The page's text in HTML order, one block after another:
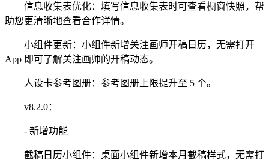
信息收集表优化：填写信息收集表时可查看橱窗快照，帮
助您更清晰地查看合作详情。
小组件更新：小组件新增关注画师开稿日历，无需打开
App 即可了解关注画师的开稿动态。
人设卡参考图册：参考图册上限提升至 5 个。
v8.2.0：
- 新增功能
截稿日历小组件：桌面小组件新增本月截稿样式，无需打